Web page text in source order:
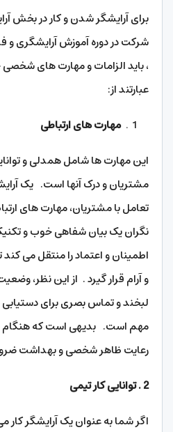
برای آرایشگر شدن و کار در بخش
شرکت در دوره آموزش آرایشگری و
، باید الزامات و مهارت های
عبارتند از:
مهارت های ارتباطی
این مهارت ها شامل همدلی و
مشتریان و درک آنها است. یک
تعامل با مشتریان، مهارت های
نگران یک بیان شفاهی خوب و
اطمینان و اعتماد را منتقل می
و آرام قرار گیرد . از این نظر،
لبخند و تماس بصری برای دستیابی
مهم است. بدیهی است که هنگام
رعایت ظاهر شخصی و بهداشت
2 . توانایی کار تیمی
اگر شما به عنوان یک آرایشگر کار